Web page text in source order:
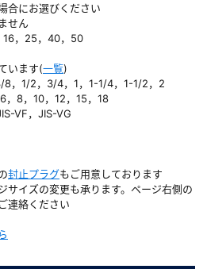
合にお選びください
せん
16，25，40，50
います(一覧)
8，1/2，3/4，1，1-1/4，1-1/2，2
，8，10，12，15，18
VF，JIS-VG
封止プラグもご用意しております
サイズの変更も承ります。ページ右側の
連絡ください